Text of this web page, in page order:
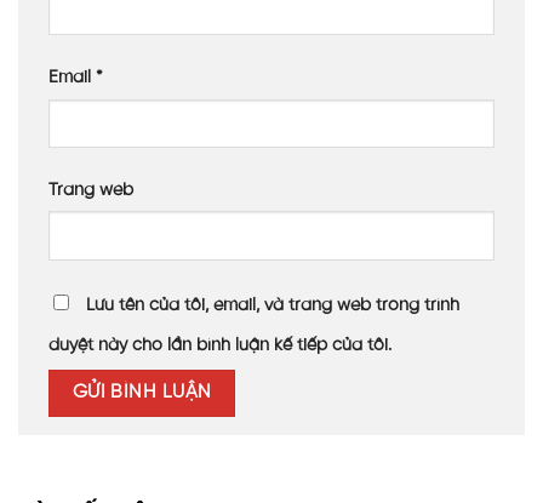
Email *
Trang web
Lưu tên của tôi, email, và trang web trong trình
duyệt này cho lần bình luận kế tiếp của tôi.